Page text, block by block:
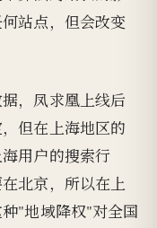
站点，但会改变
，凤求凰上线后
但在上海地区的
用户的搜索行
北京，所以在上
"地域降权"对全国